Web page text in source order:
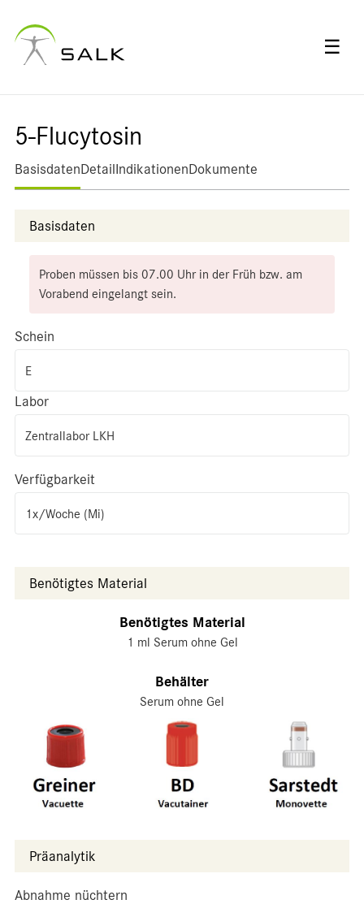
☰
5-Flucytosin
BasisdatenDetailIndikationenDokumente
Basisdaten
Proben müssen bis 07.00 Uhr in der Früh bzw. am
Vorabend eingelangt sein.
Schein
E
Labor
Zentrallabor LKH
Verfügbarkeit
1x/Woche (Mi)
Benötigtes Material
Benötigtes Material
1 ml Serum ohne Gel
Behälter
Serum ohne Gel
Präanalytik
Abnahme nüchtern